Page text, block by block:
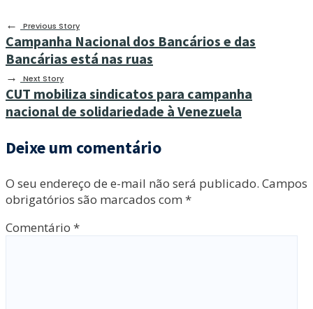
←
Previous Story
Campanha Nacional dos Bancários e das
Bancárias está nas ruas
→ Next Story
CUT mobiliza sindicatos para campanha
nacional de solidariedade à Venezuela
Deixe um comentário
O seu endereço de e-mail não será publicado. Campos
obrigatórios são marcados com *
Comentário *